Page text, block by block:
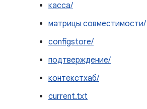
касса/
матрицы совместимости/
configstore/
подтверждение/
контекстхаб/
current.txt